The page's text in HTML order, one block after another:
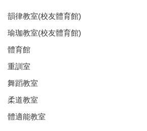
韻律教室(校友體育館)
瑜珈教室(校友體育館)
體育館
重訓室
舞蹈教室
柔道教室
體適能教室